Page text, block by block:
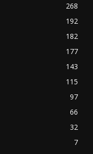
268
192
182
177
143
115
97
66
32
7